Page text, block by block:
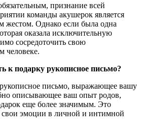
признание всей
команды акушерок является
Однако если была одна
оказала исключительную
сосредоточить свою
человеке.
к подарку рукописное письмо?
письмо, выражающее вашу
описывающее ваш опыт родов,
еще более значимым. Это
свои эмоции в личной и интимной